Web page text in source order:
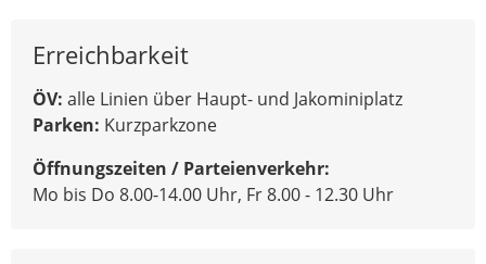
Erreichbarkeit
ÖV: alle Linien über Haupt- und Jakominiplatz
Parken: Kurzparkzone
Öffnungszeiten / Parteienverkehr:
Mo bis Do 8.00-14.00 Uhr, Fr 8.00 - 12.30 Uhr